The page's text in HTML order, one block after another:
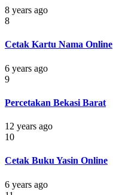
8 years ago
8
Cetak Kartu Nama Online
6 years ago
9
Percetakan Bekasi Barat
12 years ago
10
Cetak Buku Yasin Online
6 years ago